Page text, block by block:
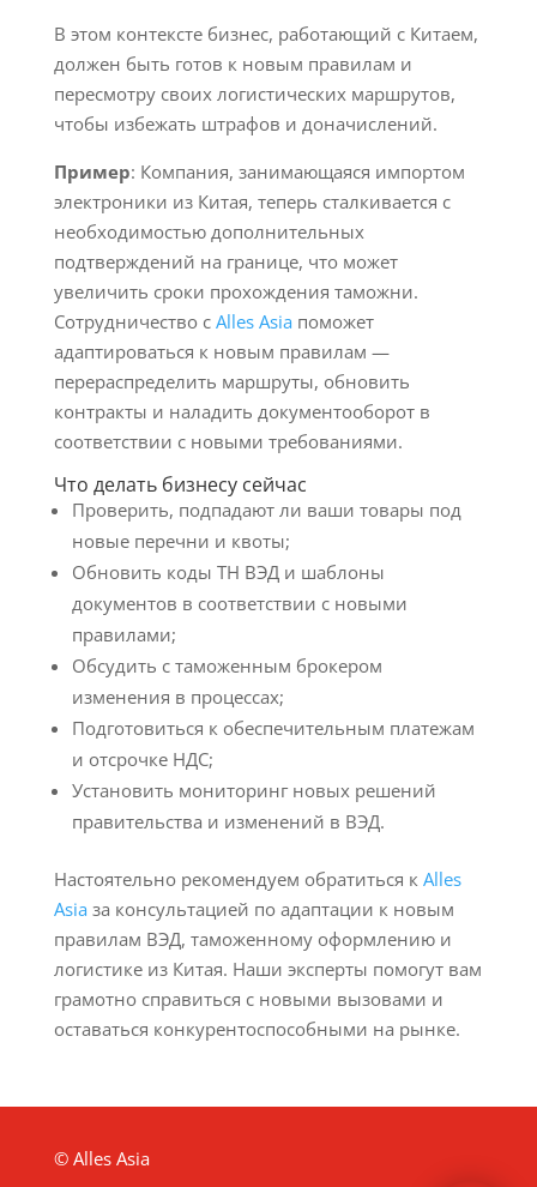
В этом контексте бизнес, работающий с Китаем,
должен быть готов к новым правилам и
пересмотру своих логистических маршрутов,
чтобы избежать штрафов и доначислений.
Пример: Компания, занимающаяся импортом
электроники из Китая, теперь сталкивается с
необходимостью дополнительных
подтверждений на границе, что может
увеличить сроки прохождения таможни.
Сотрудничество с Alles Asia поможет
адаптироваться к новым правилам —
перераспределить маршруты, обновить
контракты и наладить документооборот в
соответствии с новыми требованиями.
Что делать бизнесу сейчас
Проверить, подпадают ли ваши товары под
новые перечни и квоты;
Обновить коды ТН ВЭД и шаблоны
документов в соответствии с новыми
правилами;
Обсудить с таможенным брокером
изменения в процессах;
Подготовиться к обеспечительным платежам
и отсрочке НДС;
Установить мониторинг новых решений
правительства и изменений в ВЭД.
Настоятельно рекомендуем обратиться к Alles
Asia за консультацией по адаптации к новым
правилам ВЭД, таможенному оформлению и
логистике из Китая. Наши эксперты помогут вам
грамотно справиться с новыми вызовами и
оставаться конкурентоспособными на рынке.
© Alles Asia